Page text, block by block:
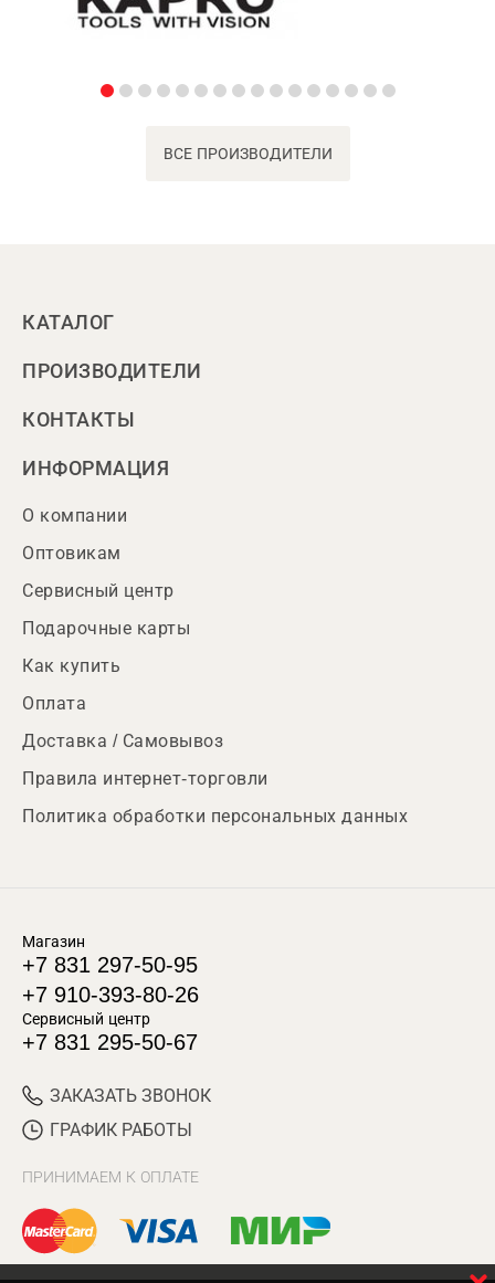
ВСЕ ПРОИЗВОДИТЕЛИ
КАТАЛОГ
ПРОИЗВОДИТЕЛИ
КОНТАКТЫ
ИНФОРМАЦИЯ
О компании
Оптовикам
Сервисный центр
Подарочные карты
Как купить
Оплата
Доставка / Самовывоз
Правила интернет-торговли
Политика обработки персональных данных
Магазин
+7 831 297-50-95
+7 910-393-80-26
Сервисный центр
+7 831 295-50-67
ЗАКАЗАТЬ ЗВОНОК
ГРАФИК РАБОТЫ
ПРИНИМАЕМ К ОПЛАТЕ